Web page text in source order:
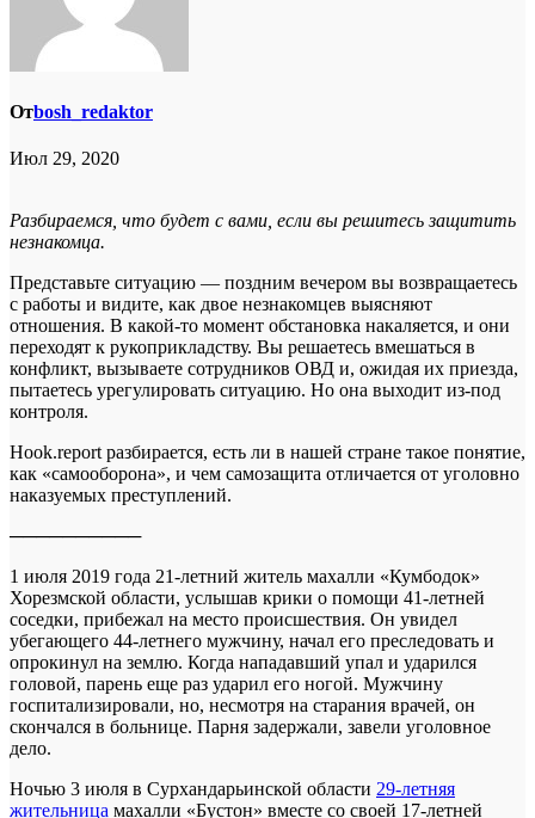
Отbosh_redaktor
Июл 29, 2020
Разбираемся, что будет с вами, если вы решитесь защитить
незнакомца.
Представьте ситуацию — поздним вечером вы возвращаетесь
с работы и видите, как двое незнакомцев выясняют
отношения. В какой-то момент обстановка накаляется, и они
переходят к рукоприкладству. Вы решаетесь вмешаться в
конфликт, вызываете сотрудников ОВД и, ожидая их приезда,
пытаетесь урегулировать ситуацию. Но она выходит из-под
контроля.
Hook.report разбирается, есть ли в нашей стране такое понятие,
как «самооборона», и чем самозащита отличается от уголовно
наказуемых преступлений.
──────────
1 июля 2019 года 21-летний житель махалли «Кумбодок»
Хорезмской области, услышав крики о помощи 41-летней
соседки, прибежал на место происшествия. Он увидел
убегающего 44-летнего мужчину, начал его преследовать и
опрокинул на землю. Когда нападавший упал и ударился
головой, парень еще раз ударил его ногой. Мужчину
госпитализировали, но, несмотря на старания врачей, он
скончался в больнице. Парня задержали, завели уголовное
дело.
Ночью 3 июля в Сурхандарьинской области 29-летняя
жительница махалли «Бустон» вместе со своей 17-летней